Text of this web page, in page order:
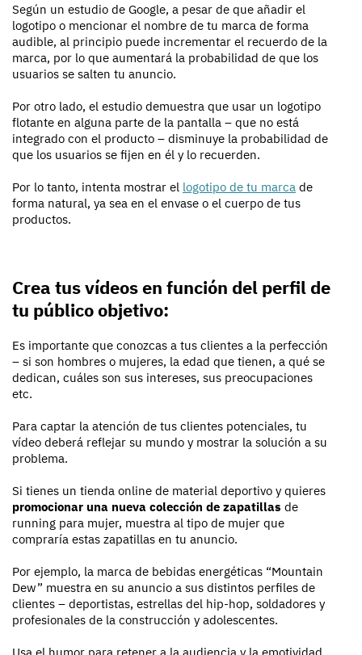
Según un estudio de Google, a pesar de que añadir el
logotipo o mencionar el nombre de tu marca de forma
audible, al principio puede incrementar el recuerdo de la
marca, por lo que aumentará la probabilidad de que los
usuarios se salten tu anuncio.
Por otro lado, el estudio demuestra que usar un logotipo
flotante en alguna parte de la pantalla – que no está
integrado con el producto – disminuye la probabilidad de
que los usuarios se fijen en él y lo recuerden.
Por lo tanto, intenta mostrar el logotipo de tu marca de
forma natural, ya sea en el envase o el cuerpo de tus
productos.
Crea tus vídeos en función del perfil de
tu público objetivo:
Es importante que conozcas a tus clientes a la perfección
– si son hombres o mujeres, la edad que tienen, a qué se
dedican, cuáles son sus intereses, sus preocupaciones
etc.
Para captar la atención de tus clientes potenciales, tu
vídeo deberá reflejar su mundo y mostrar la solución a su
problema.
Si tienes un tienda online de material deportivo y quieres
promocionar una nueva colección de zapatillas de
running para mujer, muestra al tipo de mujer que
compraría estas zapatillas en tu anuncio.
Por ejemplo, la marca de bebidas energéticas “Mountain
Dew” muestra en su anuncio a sus distintos perfiles de
clientes – deportistas, estrellas del hip-hop, soldadores y
profesionales de la construcción y adolescentes.
Usa el humor para retener a la audiencia y la emotividad